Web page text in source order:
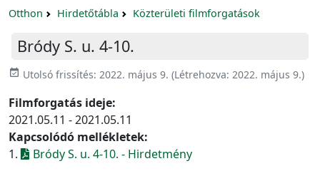
Otthon Hirdetőtábla Közterületi filmforgatások
Bródy S. u. 4-10.
event_available Utolsó frissítés: 2022. május 9. (Létrehozva: 2022. május 9.)
Filmforgatás ideje:
2021.05.11 - 2021.05.11
Kapcsolódó mellékletek:
1.
Bródy S. u. 4-10. - Hirdetmény